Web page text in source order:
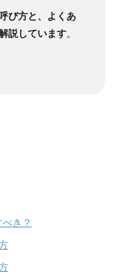
び方と、よくあ
説しています。
き？